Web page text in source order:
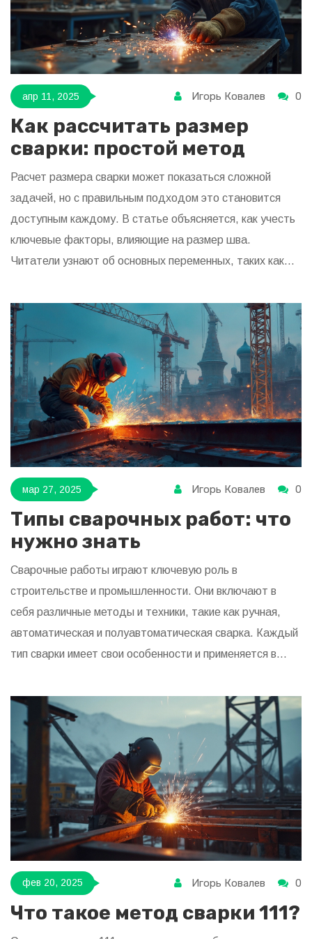
апр 11, 2025 Игорь Ковалев 0
Как рассчитать размер
сварки: простой метод
Расчет размера сварки может показаться сложной
задачей, но с правильным подходом это становится
доступным каждому. В статье объясняется, как учесть
ключевые факторы, влияющие на размер шва.
Читатели узнают об основных переменных, таких как
оптимизации процесса. Статья также включает
полезные рекомендации для начинающих сварщиков,
чтобы избежать типичных ошибок.
мар 27, 2025 Игорь Ковалев 0
Типы сварочных работ: что
нужно знать
Сварочные работы играют ключевую роль в
строительстве и промышленности. Они включают в
себя различные методы и техники, такие как ручная,
автоматическая и полуавтоматическая сварка. Каждый
тип сварки имеет свои особенности и применяется в
рассматриваются основные типы сварочных работ и
даются практические советы. Узнайте полезные факты
и основные моменты, которые стоит учитывать при
планировании сварочных работ.
фев 20, 2025 Игорь Ковалев 0
Что такое метод сварки 111?